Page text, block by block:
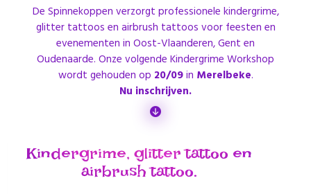
De Spinnekoppen verzorgt professionele kindergrime,
glitter tattoos en airbrush tattoos voor feesten en
evenementen in Oost-Vlaanderen, Gent en
Oudenaarde. Onze volgende Kindergrime Workshop
wordt gehouden op 20/09in Merelbeke.
Nu inschrijven.
Kindergrime, glitter tattoo en
airbrush tattoo.